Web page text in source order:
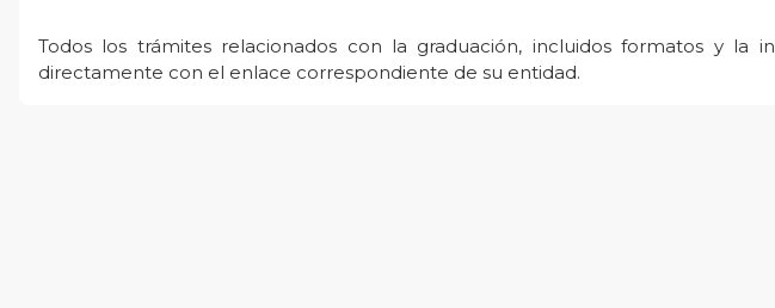
Todos los trámites relacionados con la graduación, incluidos formatos y la
directamente con el enlace correspondiente de su entidad.